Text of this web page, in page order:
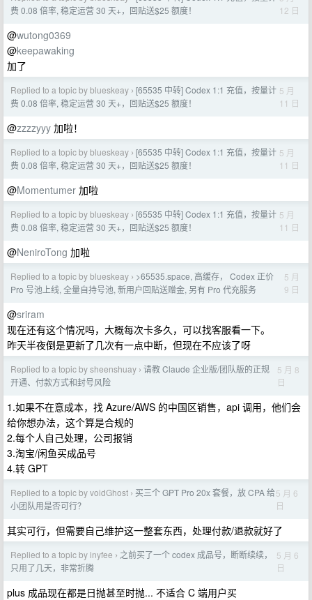
费 0.08 倍率, 稳定运营 30 天+，回贴送$25 额度！
12 日
@wutong0369
@keepawaking
加了
Replied to a topic by blueskeay › [65535 中转] Codex 1:1 充值，按量计
费 0.08 倍率, 稳定运营 30 天+，回贴送$25 额度！
5 月
11 日
@zzzzyyy 加啦！
Replied to a topic by blueskeay › [65535 中转] Codex 1:1 充值，按量计
费 0.08 倍率, 稳定运营 30 天+，回贴送$25 额度！
5 月
11 日
@Momentumer 加啦
Replied to a topic by blueskeay › [65535 中转] Codex 1:1 充值，按量计
费 0.08 倍率, 稳定运营 30 天+，回贴送$25 额度！
5 月
11 日
@NeniroTong 加啦
Replied to a topic by blueskeay › >65535.space, 高缓存， Codex 正价
Pro 号池上线, 全量自持号池, 新用户回贴送赠金, 另有 Pro 代充服务
5 月
9 日
@sriram
现在还有这个情况吗，大概每次卡多久，可以找客服看一下。
昨天半夜倒是更新了几次有一点中断，但现在不应该了呀
Replied to a topic by sheenshuay › 请教 Claude 企业版/团队版的正规
开通、付款方式和封号风险
5 月 8
日
1.如果不在意成本，找 Azure/AWS 的中国区销售，api 调用，他们会
给你想办法，这个算是合规的
2.每个人自己处理，公司报销
3.淘宝/闲鱼买成品号
4.转 GPT
Replied to a topic by voidGhost › 买三个 GPT Pro 20x 套餐，放 CPA 给
小团队用是否可行？
5 月 6
日
其实可行，但需要自己维护这一整套东西，处理付款/退款就好了
Replied to a topic by inyfee › 之前买了一个 codex 成品号，断断续续，
只用了几天，非常折腾
5 月 6
日
plus 成品现在都是日抛甚至时抛... 不适合 C 端用户买